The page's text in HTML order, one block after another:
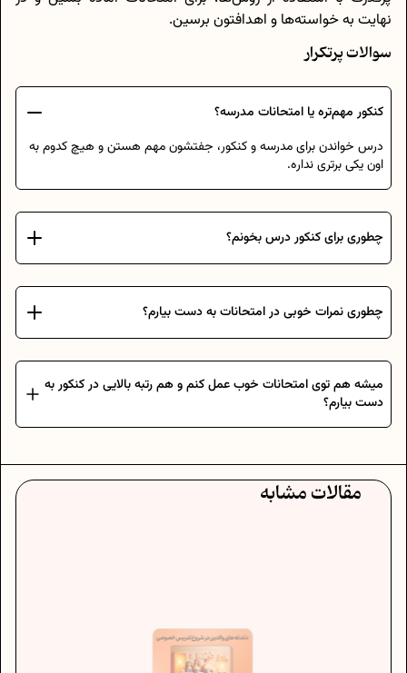
نهایت به خواسته‌ها و اهدافتون برسین.
سوالات پرتکرار
کنکور مهم‌تره یا امتحانات مدرسه؟
درس خواندن برای مدرسه و کنکور، جفتشون مهم هستن و هیچ کدوم به
اون یکی برتری نداره.
چطوری برای کنکور درس بخونم؟
چطوری نمرات خوبی در امتحانات به دست بیارم؟
میشه هم توی امتحانات خوب عمل کنم و هم رتبه بالایی در کنکور به
دست بیارم؟
مقالات مشابه